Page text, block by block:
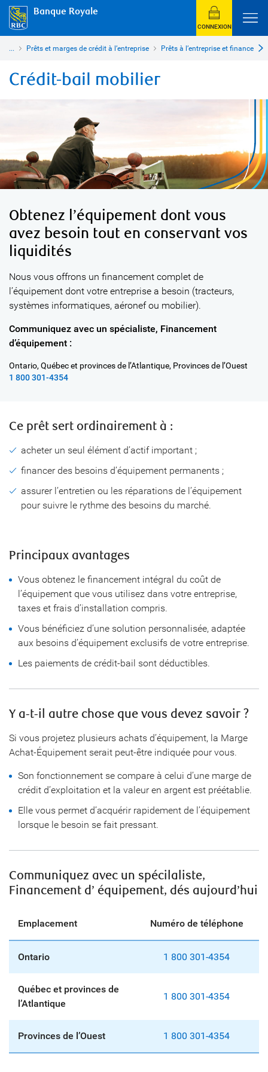
Banque Royale
CONNEXION
... Prêts et marges de crédit à l’entreprise Prêts à l’entreprise et
Crédit-bail mobilier
Obtenez l’équipement dont vous
avez besoin tout en conservant vos
liquidités
Nous vous offrons un financement complet de
l’équipement dont votre entreprise a besoin (tracteurs,
systèmes informatiques, aéronef ou mobilier).
Communiquez avec un spécialiste, Financement
d’équipement :
Ontario, Québec et provinces de l’Atlantique, Provinces de l’Ouest
1 800 301-4354
Ce prêt sert ordinairement à :
acheter un seul élément d’actif important ;
financer des besoins d’équipement permanents ;
assurer l’entretien ou les réparations de l’équipement
pour suivre le rythme des besoins du marché.
Principaux avantages
Vous obtenez le financement intégral du coût de
l’équipement que vous utilisez dans votre entreprise,
taxes et frais d’installation compris.
Vous bénéficiez d’une solution personnalisée, adaptée
aux besoins d’équipement exclusifs de votre entreprise.
Les paiements de crédit-bail sont déductibles.
Y a-t-il autre chose que vous devez savoir ?
Si vous projetez plusieurs achats d’équipement, la Marge
Achat-Équipement serait peut-être indiquée pour vous.
Son fonctionnement se compare à celui d’une marge de
crédit d’exploitation et la valeur en argent est préétablie.
Elle vous permet d’acquérir rapidement de l’équipement
lorsque le besoin se fait pressant.
Communiquez avec un spécilaliste,
Financement d’ équipement, dés aujourd’hui
Emplacement Numéro de téléphone
Ontario 1 800 301-4354
Québec et provinces de
l’Atlantique
1 800 301-4354
Provinces de l’Ouest 1 800 301-4354